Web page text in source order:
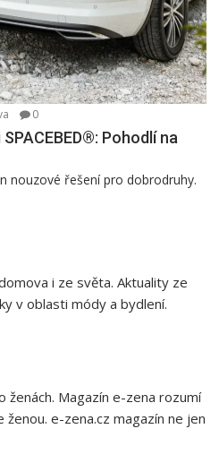
0
Pohodlí na
nouzové řešení pro dobrodruhy.
i ze světa. Aktuality ze
v oblasti módy a bydlení.
ženách. Magazín e-zena rozumí
e-zena.cz magazín ne jen